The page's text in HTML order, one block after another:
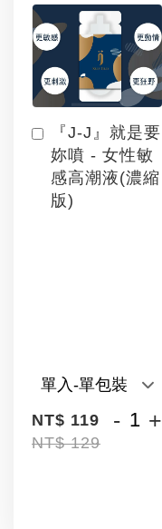
『J-J』就是要
妳噴 - 女性敏
感高潮液(濃縮
版)
NT$ 119
NT$ 129
- +